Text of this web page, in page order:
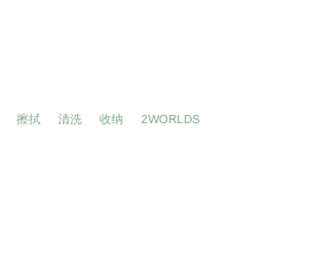
擦拭 清洗 收纳 2WORLDS